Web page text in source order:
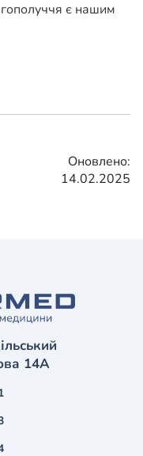
є нашим
Оновлено:
14.02.2025
14А